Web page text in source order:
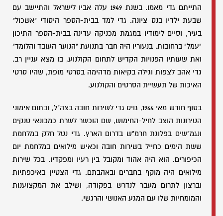
התייתם גדי מאמו. בשנת 1949 עלה אביו לישראל והתיישב עם
שבעת ילדיו בנס ציונה. גדי למד בבית-הספר היסודי "אשכול"
בעיר, וסיים לימודיו במגמת מכניקה עדינה בבית-הספר התיכון
"עמל" ברחובות. בנעוריו היה חבר בתנועת "הנוער העובד והלומד"
ואת שעותיו הפנויות הקדיש לתחום הקולנוע, בו מצא עניין רב.
גדי אהב לצפות וגילה בקיאות מדהימה בסרטי מופת, שהיו סרטי
האיכות של תעשיית הסרטים והקולנוע.
בסוף חודש מאי 1964, גויס גדי לשירות חובה בצה"ל, ובתום אימוני
הטירונות הוצב לחיל-החימוש, שם הוכשר לשרת כמכונאי טנקים
ונגמ"שים בפלוגת חרמ"ש בדרום הארץ. גדי נטל חלק במלחמת
ששת הימים כחייל בשירות חובה וכאיש מילואים במלחמת יום
הכיפורים. הוא היה אהוד ומקובל בין רעיו ומפקדיו. בכל שירות
מילואים היה מוקף בחברים ובאהבתם. גדי הצטיין באיכפתיות
וברצון לתרום מעבר לנדרש בפקודה, ושילב את המקצוענות
והמומחיות שלו עם המגע האנושי והרגשי.